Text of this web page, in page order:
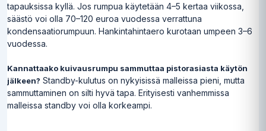
tapauksissa kyllä. Jos rumpua käytetään 4–5 kertaa viikossa,
säästö voi olla 70–120 euroa vuodessa verrattuna
kondensaatiorumpuun. Hankintahintaero kurotaan umpeen 3–6
vuodessa.
Kannattaako kuivausrumpu sammuttaa pistorasiasta käytön
jälkeen? Standby-kulutus on nykyisissä malleissa pieni, mutta
sammuttaminen on silti hyvä tapa. Erityisesti vanhemmissa
malleissa standby voi olla korkeampi.